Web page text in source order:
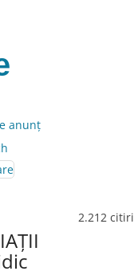
anunţ
2.212 citiri